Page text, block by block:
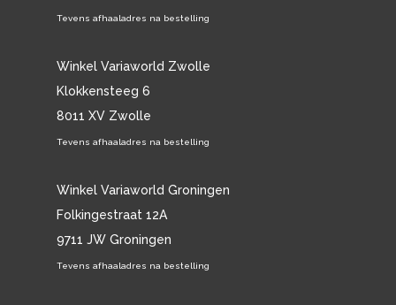
Tevens afhaaladres na bestelling
Winkel Variaworld Zwolle
Klokkensteeg 6
8011 XV Zwolle
Tevens afhaaladres na bestelling
Winkel Variaworld Groningen
Folkingestraat 12A
9711 JW Groningen
Tevens afhaaladres na bestelling